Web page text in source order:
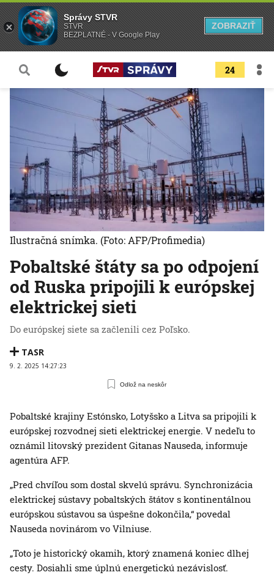
24
Pobaltské štáty sa po odpojení
od Ruska pripojili k európskej
elektrickej sieti
Do európskej siete sa začlenili cez Poľsko.
TASR
9. 2. 2025 14:27:23
Odlož na neskôr
Ilustračná snímka. (Foto: AFP/Profimedia)
Pobaltské krajiny Estónsko, Lotyšsko a Litva sa pripojili k
európskej rozvodnej sieti elektrickej energie. V nedeľu to
oznámil litovský prezident Gitanas Nauseda, informuje
agentúra AFP.
„Pred chvíľou som dostal skvelú správu. Synchronizácia
elektrickej sústavy pobaltských štátov s kontinentálnou
európskou sústavou sa úspešne dokončila,“ povedal
Nauseda novinárom vo Vilniuse.
„Toto je historický okamih, ktorý znamená koniec dlhej
cesty. Dosiahli sme úplnú energetickú nezávislosť.
Správy STVR
STVR
BEZPLATNÉ - V Google Play
ZOBRAZIŤ